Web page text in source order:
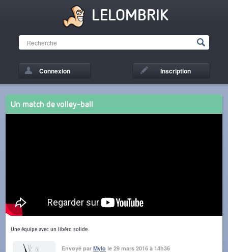
LELOMBRIK
Connexion Inscription
Un match de volley-ball
Une équipe avec un libéro solide.
Envoyé parMylo le 29 mars 2016 à 14h36